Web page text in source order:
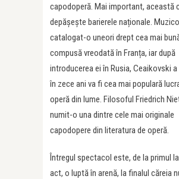
capodoperă. Mai important, această
depășește barierele naționale.
catalogat-o uneori drept cea mai
compusă vreodată în Franța, iar după
introducerea ei în Rusia, Ceaikovski
în zece ani va fi cea mai populară
operă din lume. Filosoful Friedrich
numit-o una dintre cele mai originale
capodopere din literatura de operă.
Întregul spectacol este, de la primul
act, o luptă în arenă, la finalul căreia